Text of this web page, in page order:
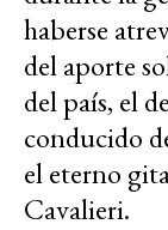
haberse
del aporte
del país, el
conducido
el eterno
Cavalieri.